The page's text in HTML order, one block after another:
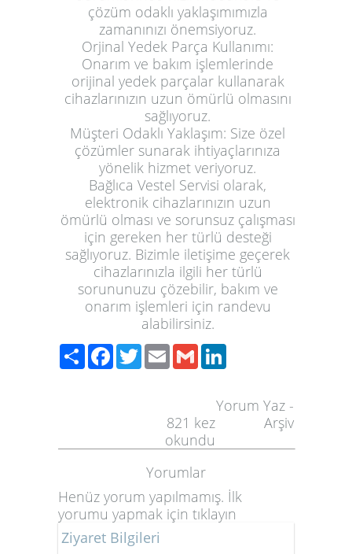
çözüm odaklı yaklaşımımızla
zamanınızı önemsiyoruz.
Orjinal Yedek Parça Kullanımı:
Onarım ve bakım işlemlerinde
orijinal yedek parçalar kullanarak
cihazlarınızın uzun ömürlü olmasını
sağlıyoruz.
Müşteri Odaklı Yaklaşım: Size özel
çözümler sunarak ihtiyaçlarınıza
yönelik hizmet veriyoruz.
Bağlıca Vestel Servisi olarak,
elektronik cihazlarınızın uzun
ömürlü olması ve sorunsuz çalışması
için gereken her türlü desteği
sağlıyoruz. Bizimle iletişime geçerek
cihazlarınızla ilgili her türlü
sorununuzu çözebilir, bakım ve
onarım işlemleri için randevu
alabilirsiniz.
PaylaşFacebook
TwitterEmailGmail
Yorum Yaz -
Arşiv
821 kez
okundu
Yorumlar
Henüz yorum yapılmamış. İlk
yorumu yapmak için tıklayın
Ziyaret Bilgileri